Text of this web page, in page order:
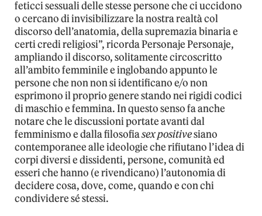
feticci sessuali delle stesse persone che ci uccidono
o cercano di invisibilizzare la nostra realtà col
discorso dell’anatomia, della supremazia binaria e
certi credi religiosi”, ricorda Personaje Personaje,
ampliando il discorso, solitamente circoscritto
all’ambito femminile e inglobando appunto le
persone che non non si identificano e/o non
esprimono il proprio genere stando nei rigidi codici
di maschio e femmina. In questo senso fa anche
notare che le discussioni portate avanti dal
femminismo e dalla filosofiasex positivesiano
contemporanee alle ideologie che rifiutano l’idea di
corpi diversi e dissidenti, persone, comunità ed
esseri che hanno (e rivendicano) l’autonomia di
decidere cosa, dove, come, quando e con chi
condividere sé stessi.